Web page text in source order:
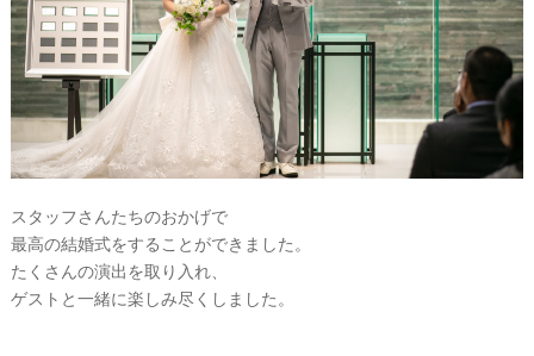
スタッフさんたちのおかげで
最高の結婚式をすることができました。
たくさんの演出を取り入れ、
ゲストと一緒に楽しみ尽くしました。